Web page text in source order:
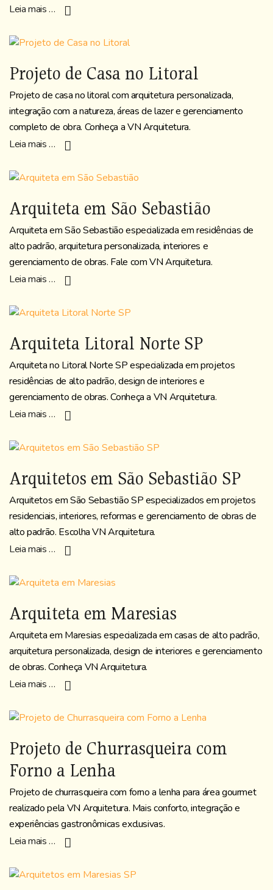
Leia mais …
Projeto de Casa no Litoral
Projeto de casa no litoral com arquitetura personalizada,
integração com a natureza, áreas de lazer e gerenciamento
completo de obra. Conheça a VN Arquitetura.
Leia mais …
Arquiteta em São Sebastião
Arquiteta em São Sebastião especializada em residências de
alto padrão, arquitetura personalizada, interiores e
gerenciamento de obras. Fale com VN Arquitetura.
Leia mais …
Arquiteta Litoral Norte SP
Arquiteta no Litoral Norte SP especializada em projetos
residências de alto padrão, design de interiores e
gerenciamento de obras. Conheça a VN Arquitetura.
Leia mais …
Arquitetos em São Sebastião SP
Arquitetos em São Sebastião SP especializados em projetos
residenciais, interiores, reformas e gerenciamento de obras de
alto padrão. Escolha VN Arquitetura.
Leia mais …
Arquiteta em Maresias
Arquiteta em Maresias especializada em casas de alto padrão,
arquitetura personalizada, design de interiores e gerenciamento
de obras. Conheça VN Arquitetura.
Leia mais …
Projeto de Churrasqueira com
Forno a Lenha
Projeto de churrasqueira com forno a lenha para área gourmet
realizado pela VN Arquitetura. Mais conforto, integração e
experiências gastronômicas exclusivas.
Leia mais …